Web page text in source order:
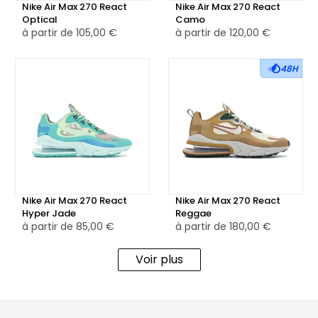
performance, les Nike Air Max 270 React Bubble Pack sont
conçues pour capturer l'imagination tout en offrant un
confort exceptionnel. Elles représentent une fusion
audacieuse de design innovant et de technologie avancée
Nike Air Max 270 React
Optical
à partir de 105,00 €
Nike Air Max 270 React
Camo
à partir de 120,00 €
Nike Air Max 270 React
Hyper Jade
à partir de 85,00 €
48H
Nike Air Max 270 React
Reggae
à partir de 180,00 €
Voir plus